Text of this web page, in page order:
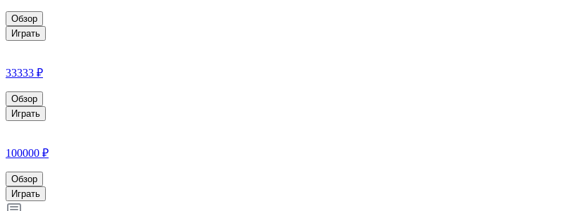
Обзор
Играть
33333 ₽
Обзор
Играть
100000 ₽
Обзор
Играть